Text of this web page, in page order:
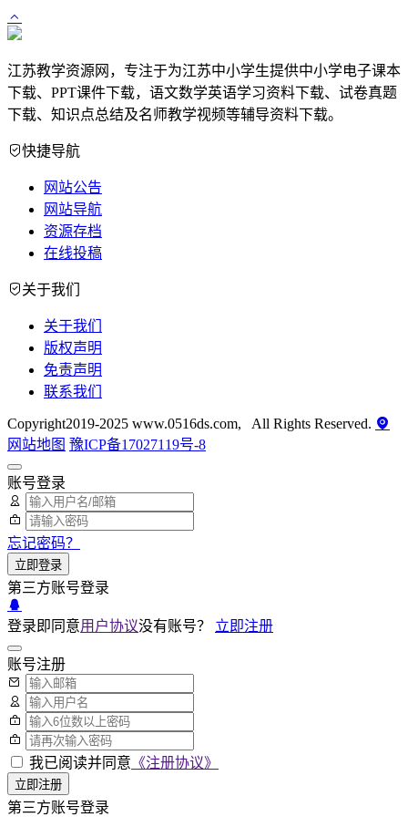
江苏教学资源网，专注于为江苏中小学生提供中小学电子课本
下载、PPT课件下载，语文数学英语学习资料下载、试卷真题
下载、知识点总结及名师教学视频等辅导资料下载。
快捷导航
网站公告
网站导航
资源存档
在线投稿
关于我们
关于我们
版权声明
免责声明
联系我们
Copyright2019-2025 www.0516ds.com, All Rights Reserved.
网站地图 豫ICP备17027119号-8
账号登录
忘记密码？
立即登录
第三方账号登录
登录即同意用户协议没有账号？ 立即注册
账号注册
我已阅读并同意 《注册协议》
立即注册
第三方账号登录